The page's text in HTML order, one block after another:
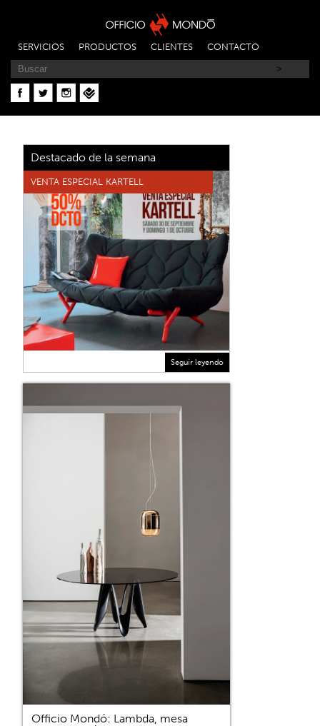
SERVICIOS PRODUCTOS CLIENTES CONTACTO
Destacado de la semana
VENTA ESPECIAL KARTELL
Seguir leyendo
Officio Mondó: Lambda, mesa